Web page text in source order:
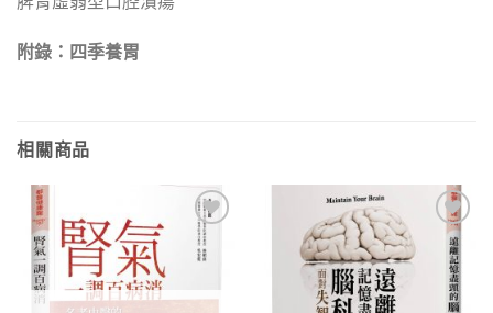
附錄：四季養胃
相關商品
加入
「願
加入
「願
望清
單」